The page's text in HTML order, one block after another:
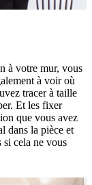
à votre mur, vous
à voir où
tracer à taille
Et les fixer
que vous avez
dans la pièce et
si cela ne vous